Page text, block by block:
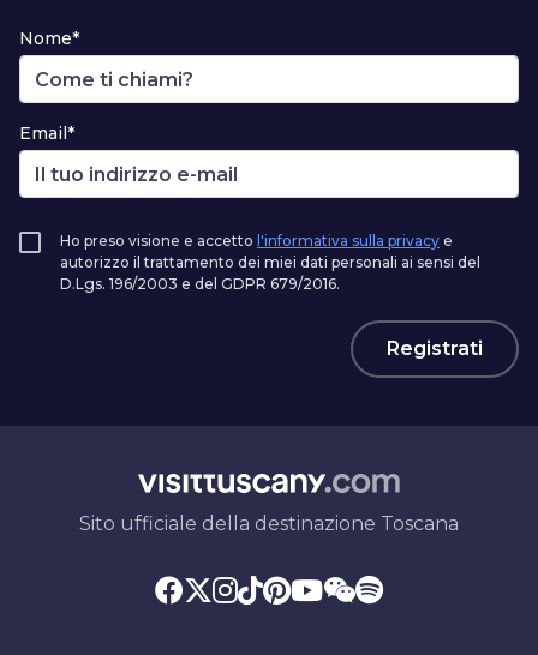
Nome*
Email*
Ho preso visione e accetto l'informativa sulla privacy e
autorizzo il trattamento dei miei dati personali ai sensi del
D.Lgs. 196/2003 e del GDPR 679/2016.
Registrati
Sito ufficiale della destinazione Toscana